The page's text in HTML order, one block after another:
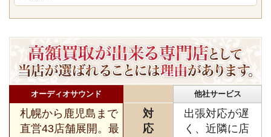
オーディオサウンド 他社サービス
札幌から鹿児島まで
直営43店舗展開。最
対
応
出張対応が遅
く、近隣に店